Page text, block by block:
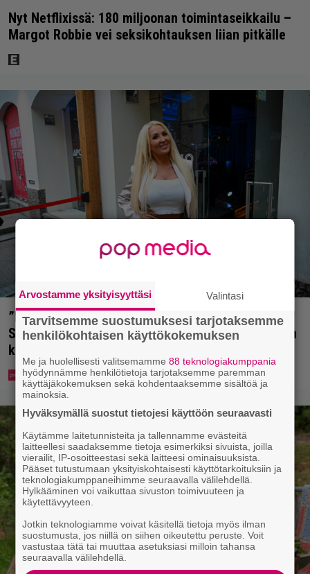
Nyt Netflixissä: 180 miljoonan toimintaseikkailu –
Margot Robbie vei seksikohtauksen liian pitkälle
”Mitä isompi vehje, sen paremmin kulkee” –
Susanna Penttilä suuntasi Bangbussinsa Helsingin
keskustaan
Arvostamme yksityisyyttäsi Valintasi
Tarvitsemme suostumuksesi tarjotaksemme
henkilökohtaisen käyttökokemuksen
Me ja huolellisesti valitsemamme88 teknologiakumppania
hyödynnämme henkilötietoja tarjotaksemme paremman
käyttäjäkokemuksen sekä kohdentaaksemme sisältöä ja
mainoksia.
Hyväksymällä suostut tietojesi käyttöön seuraavasti
Käytämme laitetunnisteita ja tallennamme evästeitä
laitteellesi saadaksemme tietoja esimerkiksi sivuista, joilla
vierailit, IP-osoitteestasi sekä laitteesi ominaisuuksista.
Pääset tutustumaan yksityiskohtaisesti käyttötarkoituksiin ja
teknologiakumppaneihimme seuraavalla välilehdellä.
Hylkääminen voi vaikuttaa sivuston toimivuuteen ja
käytettävyyteen.
Jotkin teknologiamme voivat käsitellä tietoja myös ilman
suostumusta, jos niillä on siihen oikeutettu peruste. Voit
vastustaa tätä tai muuttaa asetuksiasi milloin tahansa
seuraavalla välilehdellä.